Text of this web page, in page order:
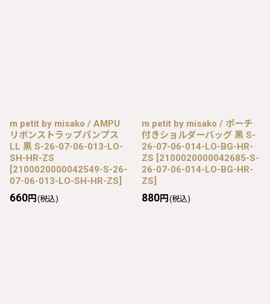
m petit by misako / AMPU
リボンストラップパンプス
LL 黒 S-26-07-06-013-LO-
SH-HR-ZS
[2100020000042549-S-26-
07-06-013-LO-SH-HR-ZS]
660円 (税込)
m petit by misako / ポーチ
付きショルダーバッグ 黒 S-
26-07-06-014-LO-BG-HR-
ZS [2100020000042685-S-
26-07-06-014-LO-BG-HR-
ZS]
880円 (税込)